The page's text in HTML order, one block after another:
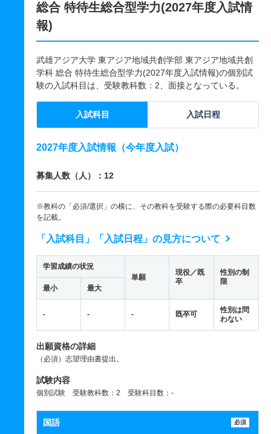
総合 特待生総合型学力(2027年度入試情
報)
武雄アジア大学 東アジア地域共創学部 東アジア地域共創
学科 総合 特待生総合型学力(2027年度入試情報)の個別試
験の入試科目は、受験教科数：2、面接となっている。
入試科目 入試日程
2027年度入試情報（今年度入試）
募集人数（人）：12
※教科の「必須/選択」の横に、その教科を受験する際の必要科目数
を記載。
「入試科目」「入試日程」の見方について
学習成績の状況
単願
現役／既
卒
性別の制
限
最小 最大
- - - 既卒可
性別は問
わない
出願資格の詳細
（必須）志望理由書提出。
試験内容
個別試験 受験教科数：2 受験科目数：-
国語 必須